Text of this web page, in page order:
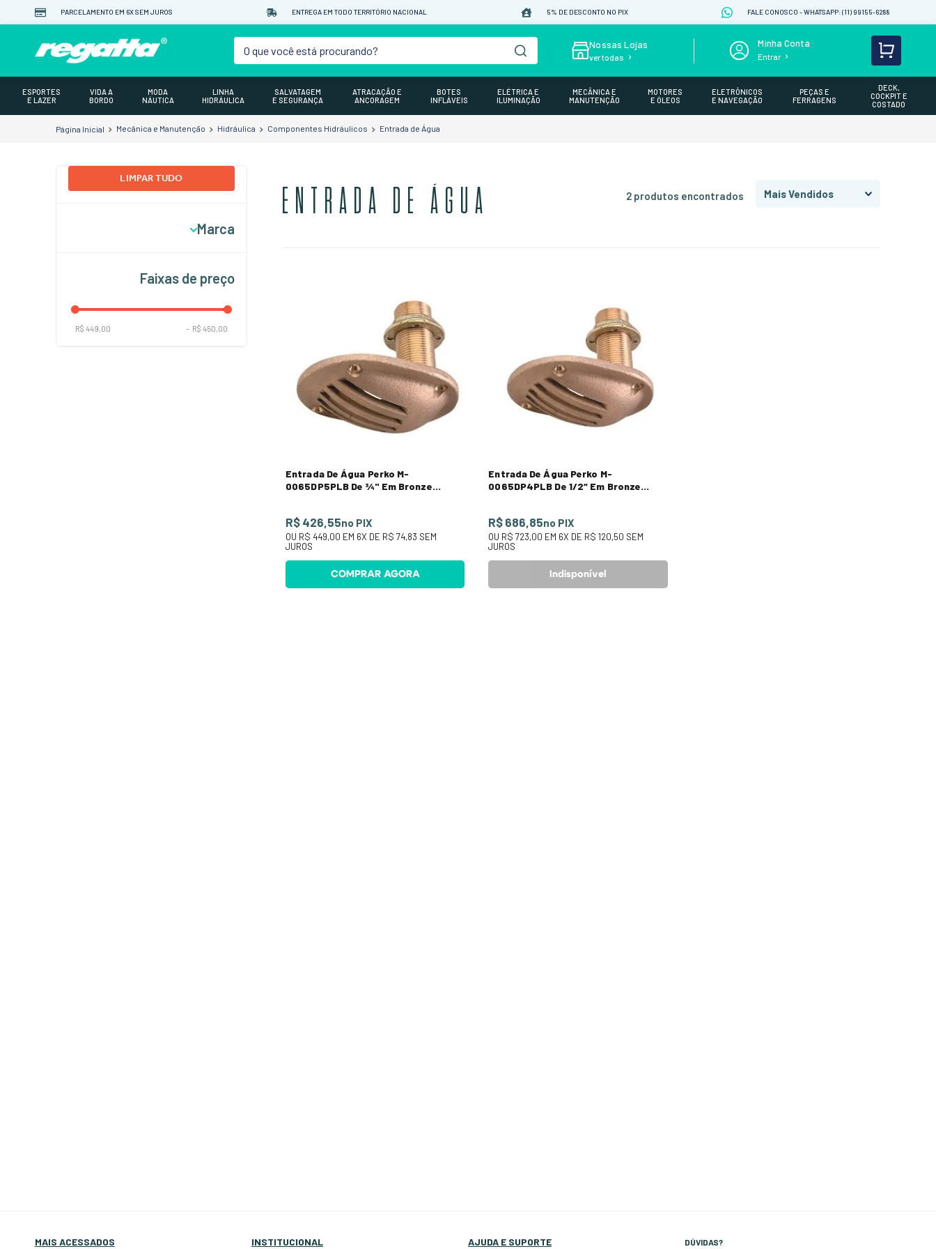
PARCELAMENTO EM 6X SEM JUROS ENTREGA EM TODO TERRITÓRIO NACIONAL 5% DE DESCONTO NO PIX FALE CONOSCO - WHATSAPP: (11) 99155-6288
O que você está procurando? Nossas Lojas
ver todas Entrar
ESPORTES
E LAZER
VIDA A
BORDO
MODA
NÁUTICA
LINHA
HIDRÁULICA
SALVATAGEM
E SEGURANÇA
ATRACAÇÃO E
ANCORAGEM
BOTES
INFLÁVEIS
ELÉTRICA E
ILUMINAÇÃO
MECÂNICA E
MANUTENÇÃO
MOTORES
E ÓLEOS
ELETRÔNICOS
E NAVEGAÇÃO
PEÇAS E
FERRAGENS
DECK,
COCKPIT E
COSTADO
Mecânica e Manutenção Hidráulica Componentes Hidráulicos Entrada de Água
Marca
Faixas de preço
R$ 449,00 – R$ 450,00
LIMPAR TUDO
ENTRADA DE ÁGUA 2 produtos Mais Vendidos
Entrada De Água Perko M-
0065DP5PLB De ¾" Em Bronze
R$ 426,55no PIX
OU R$ 449,00 EM 6X DE R$ 74,83 SEM
JUROS
COMPRAR AGORA
Entrada De Água Perko M-
0065DP4PLB De 1/2“ Em Bronze
R$ 686,85no PIX
OU R$ 723,00 EM 6X DE R$ 120,50 SEM
JUROS
Indisponível
MAIS ACESSADOS INSTITUCIONAL AJUDA E SUPORTE DÚVIDAS?